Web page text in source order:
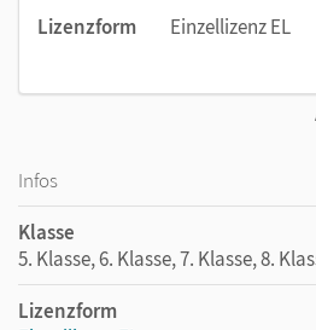
Lizenzform
Einzellizenz EL
Infos
Klasse
5. Klasse, 6. Klasse, 7. Klasse, 8.
Lizenzform